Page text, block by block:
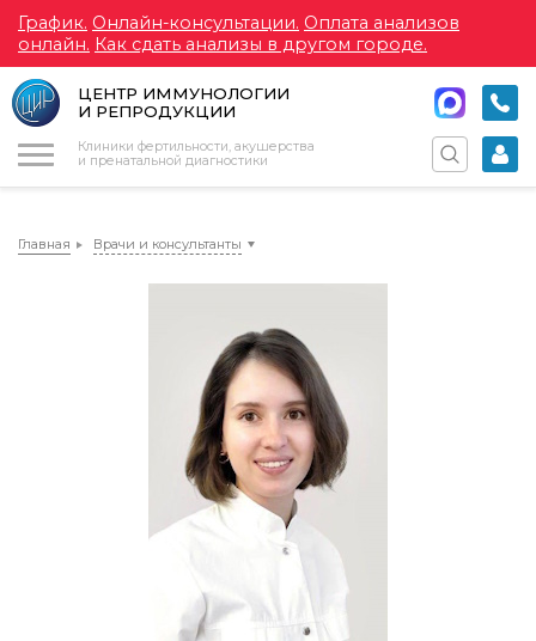
График. Онлайн-консультации. Оплата анализов
онлайн. Как сдать анализы в другом городе.
ЦЕНТР ИММУНОЛОГИИ
И РЕПРОДУКЦИИ
Клиники фертильности, акушерства
и пренатальной диагностики
Главная Врачи и консультанты